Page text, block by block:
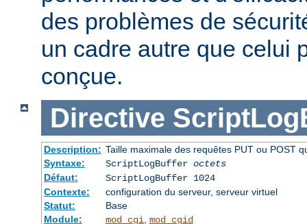
des problèmes de
un cadre autre que celui
conçue.
Directive
Description: Taille maximale des requêtes PUT ou POST
Syntaxe:
ScriptLogBuffer octets
Défaut:
ScriptLogBuffer 1024
Contexte:
configuration du serveur, serveur virtuel
Statut:
Base
Module:
mod_cgi, mod_cgid